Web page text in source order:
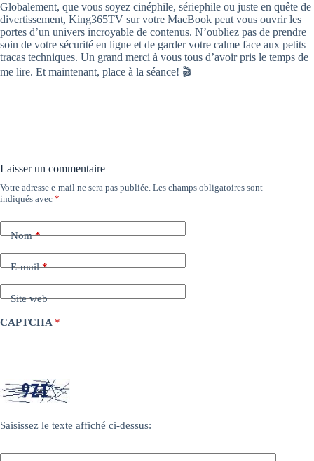
Globalement, que vous soyez cinéphile, sériephile ou juste en quête de
divertissement, King365TV sur votre MacBook peut vous ouvrir les
portes d’un univers incroyable de contenus. N’oubliez pas de prendre
soin de votre sécurité en ligne et de garder votre calme face aux petits
tracas techniques. Un grand merci à vous tous d’avoir pris le temps de
me lire. Et maintenant, place à la séance! 🎬
Laisser un commentaire
Votre adresse e-mail ne sera pas publiée. Les champs obligatoires sont
indiqués avec *
Nom*
E-mail*
Site web
CAPTCHA *
Saisissez le texte affiché ci-dessus: